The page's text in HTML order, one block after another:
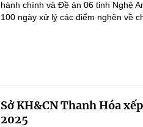
hành chính và Đề án 06 tỉnh Nghệ
100 ngày xử lý các điểm nghẽn về
Sở KH&CN Thanh Hóa
2025